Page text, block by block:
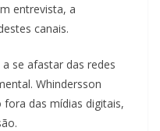
entrevista, a
canais.
se afastar das redes
Whindersson
das mídias digitais,